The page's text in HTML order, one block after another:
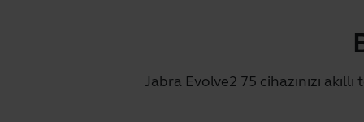
Jabra Evolve2 75 cihazınızı